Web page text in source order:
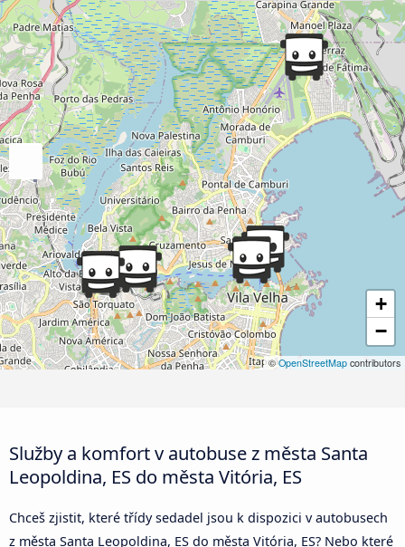
+
−
©OpenStreetMap contributors
Služby a komfort v autobuse z města Santa
Leopoldina, ES do města Vitória, ES
Chceš zjistit, které třídy sedadel jsou k dispozici v autobusech
z města Santa Leopoldina, ES do města Vitória, ES? Nebo které